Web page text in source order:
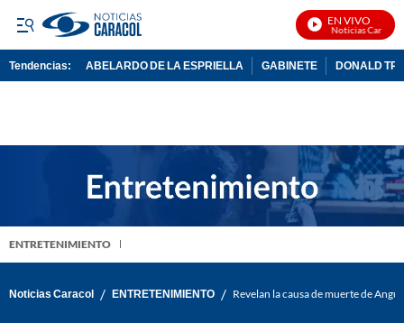
EN VIVO
Noticias Caracol
Tendencias: ABELARDO DE LA ESPRIELLA GABINETE DONALD
ENTRETENIMIENTO
Noticias Caracol / ENTRETENIMIENTO / Revelan la causa de muerte de